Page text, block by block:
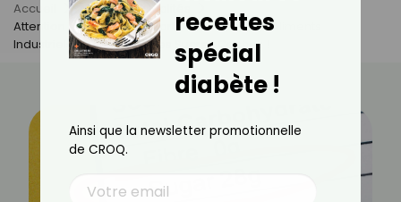
Accueil Actus
Actualités
Attention ! Selon Un Rapport De L'Anses, Ces Aliments
Industriels Contiennent Des Sucres Cachés !
recettes
spécial
diabète !
Ainsi que la newsletter promotionnelle
de CROQ.